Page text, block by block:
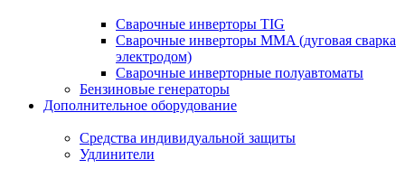
Сварочные инверторы TIG
Сварочные инверторы MMA (дуговая сварка
электродом)
Сварочные инверторные полуавтоматы
Бензиновые генераторы
Дополнительное оборудование
Средства индивидуальной защиты
Удлинители